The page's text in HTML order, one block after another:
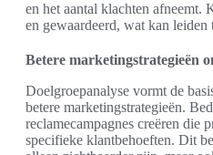
en het aantal klachten afneemt.
en gewaardeerd, wat kan leiden
Betere marketingstrategieën
Doelgroepanalyse vormt de
betere marketingstrategieën.
reclamecampagnes creëren die
specifieke klantbehoeften. Dit